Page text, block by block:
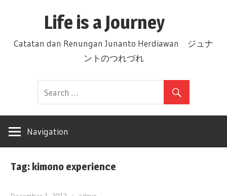
Life is a Journey
Catatan dan Renungan Junanto Herdiawan ジュナ
ントのつれづれ
Navigation
Tag: kimono experience